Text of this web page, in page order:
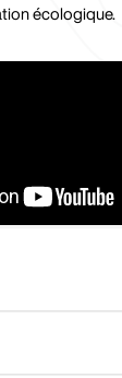
écologique.
dans
la science